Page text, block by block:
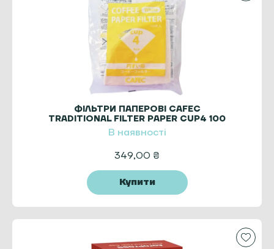
ФІЛЬТРИ ПАПЕРОВІ CAFEC
TRADITIONAL FILTER PAPER CUP4 100
ШТ.
В наявності
349,00 ₴
Купити